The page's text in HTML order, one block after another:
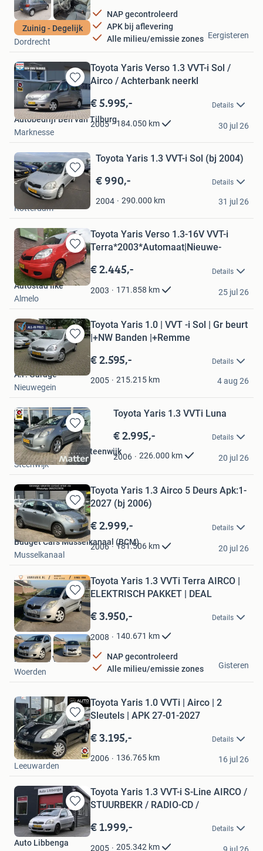
Zuinig - Degelijk
NAP gecontroleerd
APK bij aflevering
Alle milieu/emissie zones
Rodo Auto's
Dordrecht
Eergisteren
Bewaren
in
Mijn
Favorieten
Toyota Yaris Verso 1.3 VVT-i Sol /
Airco / Achterbank neerkl
€ 5.995,- Details
2005 184.050 km
Autobedrijf Ben van Tilburg
Marknesse
30 jul 26
Bewaren
in
Favorieten
Toyota Yaris 1.3 VVT-i Sol (bj 2004)
€ 990,- Details
2004 290.000 km
Jet Cars B.V.
Rotterdam
31 jul 26
Bewaren
in
Mijn
Favorieten
Toyota Yaris Verso 1.3-16V VVT-i
Terra*2003*Automaat|Nieuwe-
€ 2.445,- Details
2003 171.858 km
Autostad Ilke
Almelo
25 jul 26
Bewaren
in
Mijn
Favorieten
Toyota Yaris 1.0 | VVT -i Sol | Gr beurt
|+NW Banden |+Remme
€ 2.595,- Details
2005 215.215 km
A.F. Garage
Nieuwegein
4 aug 26
Bewaren
in
Mijn
Favorieten
Toyota Yaris 1.3 VVTi Luna
€ 2.995,- Details
2006 226.000 km
Autobedrijf Matter Steenwijk
Steenwijk
20 jul 26
Bewaren
in
Mijn
Favorieten
Toyota Yaris 1.3 Airco 5 Deurs Apk:1-
2027 (bj 2006)
€ 2.999,- Details
2006 181.506 km
Budget Cars Musselkanaal (BCM)
Musselkanaal
20 jul 26
Bewaren
in
Mijn
Favorieten
Toyota Yaris 1.3 VVTi Terra AIRCO |
ELEKTRISCH PAKKET | DEAL
€ 3.950,- Details
2008 140.671 km
NAP gecontroleerd
Alle milieu/emissie zones
Fa. A. van Varik
Woerden
Gisteren
Bewaren
in
Mijn
Favorieten
Toyota Yaris 1.0 VVTi | Airco | 2
Sleutels | APK 27-01-2027
€ 3.195,- Details
2006 136.765 km
Auto Plantinga
Leeuwarden
16 jul 26
Bewaren
in
Mijn
Favorieten
Toyota Yaris 1.3 VVT-i S-Line AIRCO /
STUURBEKR / RADIO-CD /
€ 1.999,- Details
2005 205.342 km
Auto Libbenga